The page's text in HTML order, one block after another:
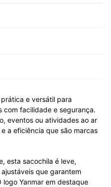
e versátil para
com facilidade e segurança.
eventos ou atividades ao ar
a eficiência que são marcas
esta sacochila é leve,
que garantem
Yanmar em destaque